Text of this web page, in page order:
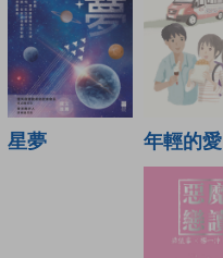
星夢 年輕的愛